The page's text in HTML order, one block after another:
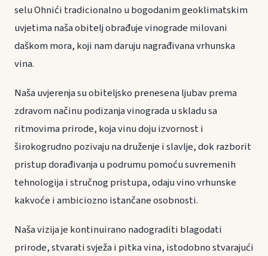
selu Ohnići tradicionalno u bogodanim geoklimatskim
uvjetima naša obitelj obrađuje vinograde milovani
daškom mora, koji nam daruju nagrađivana vrhunska
vina.
Naša uvjerenja su obiteljsko prenesena ljubav prema
zdravom načinu podizanja vinograda u skladu sa
ritmovima prirode, koja vinu doju izvornost i
širokogrudno pozivaju na druženje i slavlje, dok razborit
pristup dorađivanja u podrumu pomoću suvremenih
tehnologija i stručnog pristupa, odaju vino vrhunske
kakvoće i ambiciozno istančane osobnosti.
Naša vizija je kontinuirano nadograditi blagodati
prirode, stvarati svježa i pitka vina, istodobno stvarajući